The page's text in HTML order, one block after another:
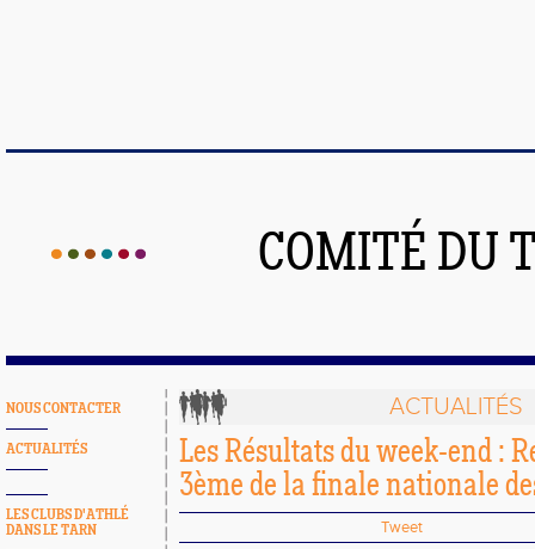
COMITÉ DU
NOUS CONTACTER
ACTUALITÉS
LES CLUBS D'ATHLÉ
DANS LE TARN
ACTUALITÉS
Les Résultats du week-end :
3ème de la finale nationale
Tweet